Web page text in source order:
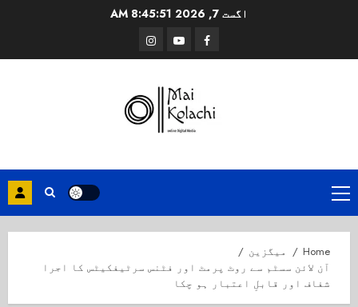
اگست 7, 2026 8:45:52 AM
Facebook
Youtube
Instagram
Primary
Menu
Home
میگزین
آن لائن سسٹم سے روٹ پرمٹ اور فٹنس سرٹیفکیٹس کا اجرا
شفاف اور قابلِ اعتبار ہو چکا